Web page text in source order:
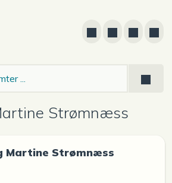
Strømnæss
Martine Strømnæss